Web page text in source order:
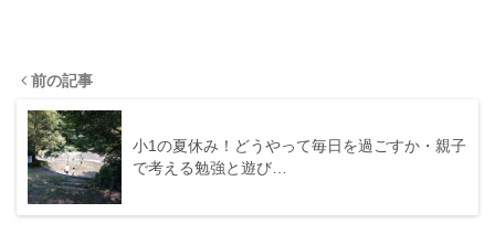
前の記事
小1の夏休み！どうやって毎日を過ごすか・親子
で考える勉強と遊び…